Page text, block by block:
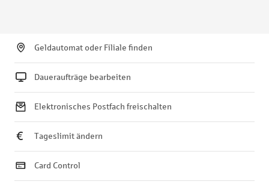
Geldautomat oder Filiale finden
Daueraufträge bearbeiten
Elektronisches Postfach freischalten
Tageslimit ändern
Card Control